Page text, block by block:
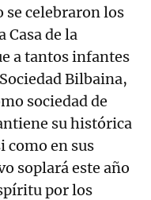
se celebraron los
Casa de la
a tantos infantes
Bilbaina,
sociedad de
su histórica
como en sus
soplará este año
por los